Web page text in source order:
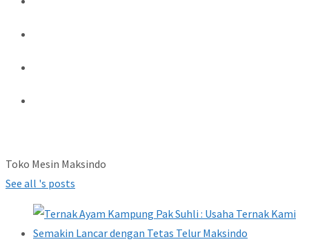
Toko Mesin Maksindo
See all 's posts